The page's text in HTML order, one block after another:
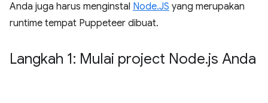
Anda juga harus menginstal Node.JS yang merupakan
runtime tempat Puppeteer dibuat.
Langkah 1: Mulai project Node.js Anda